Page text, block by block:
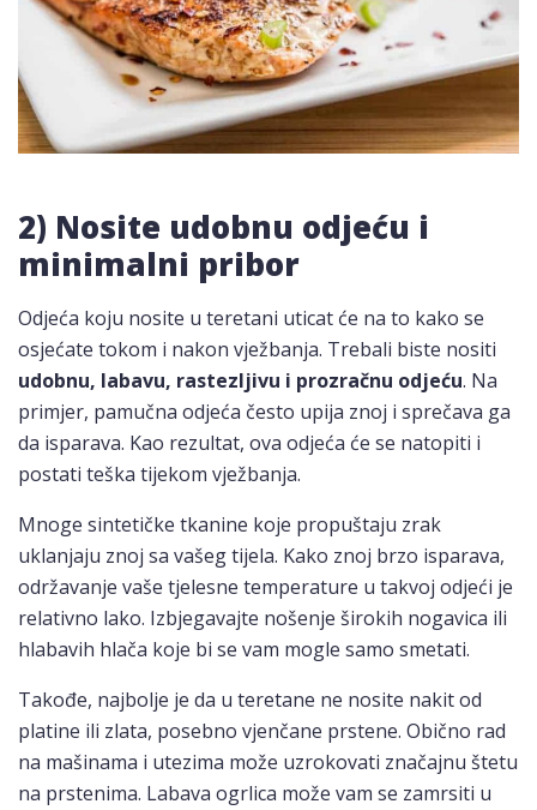
2) Nosite udobnu odjeću i
minimalni pribor
Odjeća koju nosite u teretani uticat će na to kako se
osjećate tokom i nakon vježbanja. Trebali biste nositi
udobnu, labavu, rastezljivu i prozračnu odjeću. Na
primjer, pamučna odjeća često upija znoj i sprečava ga
da isparava. Kao rezultat, ova odjeća će se natopiti i
postati teška tijekom vježbanja.
Mnoge sintetičke tkanine koje propuštaju zrak
uklanjaju znoj sa vašeg tijela. Kako znoj brzo isparava,
održavanje vaše tjelesne temperature u takvoj odjeći je
relativno lako. Izbjegavajte nošenje širokih nogavica ili
hlabavih hlača koje bi se vam mogle samo smetati.
Takođe, najbolje je da u teretane ne nosite nakit od
platine ili zlata, posebno vjenčane prstene. Obično rad
na mašinama i utezima može uzrokovati značajnu štetu
na prstenima. Labava ogrlica može vam se zamrsiti u